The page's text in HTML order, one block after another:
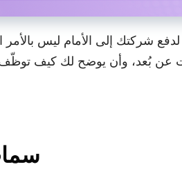
شركتك إلى الأمام ليس
عن بُعد، وأن يوضح لك كيف توظّف